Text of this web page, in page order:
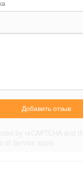
Добавить отзыв